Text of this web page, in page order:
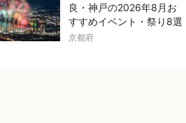
良・神戸の2026年8月お
すすめイベント・祭り8選
京都府